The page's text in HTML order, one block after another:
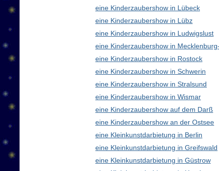
eine Kinderzaubershow in Lübeck
eine Kinderzaubershow in Lübz
eine Kinderzaubershow in Ludwigslust
eine Kinderzaubershow in
eine Kinderzaubershow in Rostock
eine Kinderzaubershow in Schwerin
eine Kinderzaubershow in Stralsund
eine Kinderzaubershow in Wismar
eine Kinderzaubershow auf dem Darß
eine Kinderzaubershow an der Ostsee
eine Kleinkunstdarbietung in Berlin
eine Kleinkunstdarbietung in Greifswald
eine Kleinkunstdarbietung in Güstrow